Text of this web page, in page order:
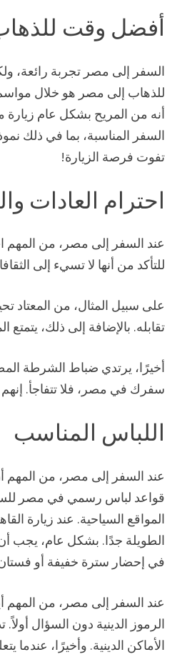
أفضل وقت
السفر إلى مصر تجربة رائعة،
للذهاب إلى مصر هو خلال مواسم
أنه من المريح بشكل عام زيارة
السفر المناسبة، بما في ذلك
تفوت فرصة الزيارة!
احترام العادات
عند السفر إلى مصر، من المهم
للتأكد من أنها لا تسيء إلى
على سبيل المثال، من المعتاد
تقابله. بالإضافة إلى ذلك،
أخيرًا، يرتدي ضباط الشرطة
سفرك في مصر، فلا تتفاجأ.
اللباس المناسب
عند السفر إلى مصر، من المهم
قواعد لباس رسمي في مصر
المواقع السياحية. عند زيارة
الطويلة جدًا. بشكل عام، يجب
في إحضار سترة خفيفة أو فستان
عند السفر إلى مصر، من المهم
الرموز الدينية دون السؤال
الأماكن الدينية. وأخيرًا،